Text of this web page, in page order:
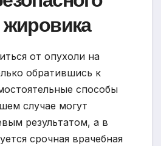
от опухоли на
обратившись к
способы
случае могут
результатом, а в
срочная врачебная